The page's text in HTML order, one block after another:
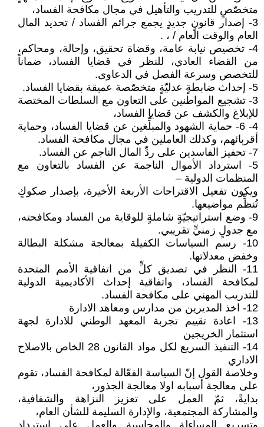
متخصّصٍ للتدريب والتأهيل في مجال مكافحة الفساد،
3- إصدار قانونٍ جديدٍ يجمع جرائم الفساد / تحديد المال
العام والوقت العام / ، .
4- تخصيص نيابة عامة، وقضاة تحقيق، وإحالة، ومحاكم،
من القضاء العادي، للنظر في قضايا الفساد، ضماناً
للتخصص وسرعة الفصل في الدعاوى.
5- إحداث ضابطةٍ عدليّةٍ متخصّصة عميقة بقضايا الفساد.
3- تشجيع المواطنين على التعاون مع السلطات المختصة
للإبلاغ والكشف عن قضايا الفساد،
4- 6- حماية الشهود والمبلِّغين عن قضايا الفساد، وحماية
أقربائهم، وكذلك العاملين في مجال مكافحة الفساد.
7- تحفيز الفاسدين على ردِّ المال الناجم عن الفساد.
5- استرداد الأموال الناجمة عن الفساد بالتعاون مع
المنظمات الدولية –
ويكون تفعيل الاقتراحات الأربعة الأخيرة، بإصدار صكوكٍ
تُنظِّم مواضيعها.
9- وضع استراتيجيّةٍ شاملةٍ للوقاية من الفساد ومكافحته،
مع جدولٍ زمنيٍّ تقريبي.
10- رسم السياسات الكفيلة بمعالجة مشكلة البطالة
وخفض معدلاتها.
11- النظر في تصديق كلٍّ من اتفاقية الأمم المتحدة
لمكافحة الفساد، واتفاقية إحداث الأكاديمية الدولية
للتدريب المهني على مكافحة الفساد.
12- اخذ المديرين من مدارس ومعاهد الادارة
13- اعادة تقييم تجربة المعهد الوطني للادارة لجهة
استثمار الخريجين
14- التنفيذ السريع لكل مواد القانون 28 الخاص بالاصلاح
الاداري
وخلاصة القول إنّ السياسة الفعّالة لمكافحة الفساد، تقوم
على معالجة أسبابه اولا معالجة الجذور،
بدايةً، ثمّ العمل على تعزيز النزاهة والشفافية،
والمشاركة المجتمعية، والإدارة السليمة للشأن العام،